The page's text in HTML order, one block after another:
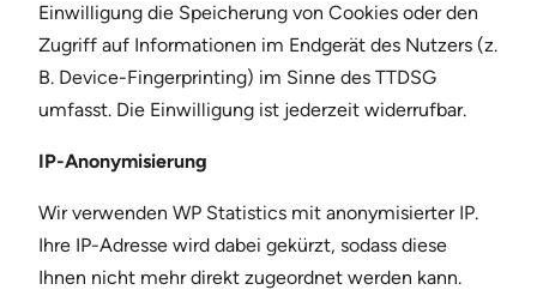
Einwilligung die Speicherung von Cookies oder den
Zugriff auf Informationen im Endgerät des Nutzers (z.
B. Device-Fingerprinting) im Sinne des TTDSG
umfasst. Die Einwilligung ist jederzeit widerrufbar.
IP-Anonymisierung
Wir verwenden WP Statistics mit anonymisierter IP.
Ihre IP-Adresse wird dabei gekürzt, sodass diese
Ihnen nicht mehr direkt zugeordnet werden kann.